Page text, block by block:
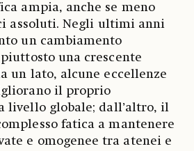
ampia, anche se meno
assoluti. Negli ultimi anni
un cambiamento
una crescente
un lato, alcune eccellenze
il proprio
livello globale; dall’altro, il
fatica a mantenere
e omogenee tra atenei e